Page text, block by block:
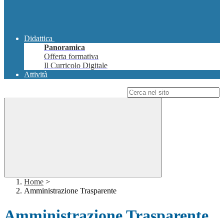
Didattica
Panoramica
Offerta formativa
Il Curricolo Digitale
Attività
Home >
Amministrazione Trasparente